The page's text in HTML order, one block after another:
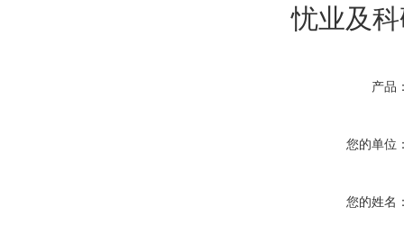
忧业及
产品
您的单位
您的姓名